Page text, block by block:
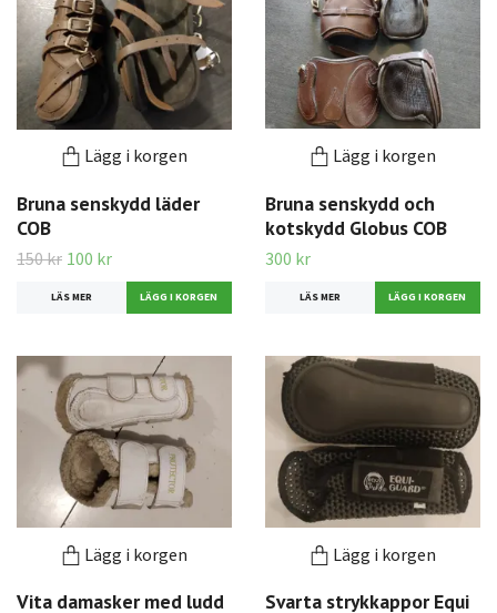
Lägg i korgen
Bruna senskydd läder
COB
150 kr 100 kr
LÄS MER
Lägg i korgen
Bruna senskydd och
kotskydd Globus COB
300 kr
LÄS MER
Lägg i korgen
Vita damasker med ludd
Lägg i korgen
Svarta strykkappor Equi